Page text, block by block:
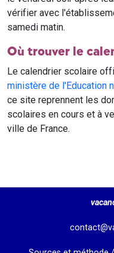
vérifier avec
samedi matin.
Où trouver le
Le calendrier scolaire
ministère de l'Education
ce site reprennent les
scolaires en cours et à
ville de France.